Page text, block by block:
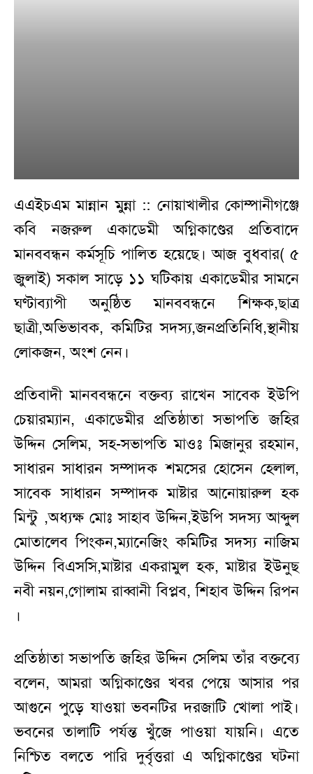
এএইচএম মান্নান মুন্না :: নোয়াখালীর কোম্পানীগঞ্জে
কবি নজরুল একাডেমী অগ্নিকাণ্ডের প্রতিবাদে
মানববন্ধন কর্মসূচি পালিত হয়েছে। আজ বুধবার( ৫
জুলাই) সকাল সাড়ে ১১ ঘটিকায় একাডেমীর সামনে
ঘণ্টাব্যাপী অনুষ্ঠিত মানববন্ধনে শিক্ষক,ছাত্র
ছাত্রী,অভিভাবক, কমিটির সদস্য,জনপ্রতিনিধি,স্থানীয়
লোকজন, অংশ নেন।
প্রতিবাদী মানববন্ধনে বক্তব্য রাখেন সাবেক ইউপি
চেয়ারম্যান, একাডেমীর প্রতিষ্ঠাতা সভাপতি জহির
উদ্দিন সেলিম, সহ-সভাপতি মাওঃ মিজানুর রহমান,
সাধারন সাধারন সম্পাদক শমসের হোসেন হেলাল,
সাবেক সাধারন সম্পাদক মাষ্টার আনোয়ারুল হক
মিন্টু ,অধ্যক্ষ মোঃ সাহাব উদ্দিন,ইউপি সদস্য আব্দুল
মোতালেব পিংকন,ম্যানেজিং কমিটির সদস্য নাজিম
উদ্দিন বিএসসি,মাষ্টার একরামুল হক, মাষ্টার ইউনুছ
নবী নয়ন,গোলাম রাব্বানী বিপ্লব, শিহাব উদ্দিন রিপন
।
প্রতিষ্ঠাতা সভাপতি জহির উদ্দিন সেলিম তাঁর বক্তব্যে
বলেন, আমরা অগ্নিকাণ্ডের খবর পেয়ে আসার পর
আগুনে পুড়ে যাওয়া ভবনটির দরজাটি খোলা পাই।
ভবনের তালাটি পর্যন্ত খুঁজে পাওয়া যায়নি। এতে
নিশ্চিত বলতে পারি দুর্বৃত্তরা এ অগ্নিকাণ্ডের ঘটনা